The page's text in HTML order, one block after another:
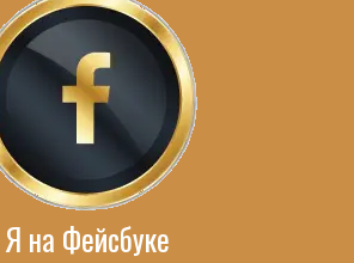
Я на Фейсбуке